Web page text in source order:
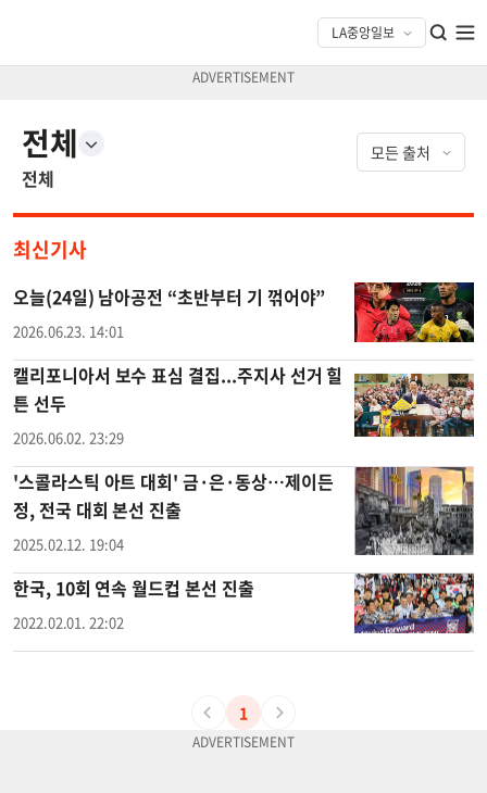
전체
전체
최신기사
오늘(24일) 남아공전 “초반부터 기 꺾어야”
2026.06.23. 14:01
캘리포니아서 보수 표심 결집...주지사 선거 힐
튼 선두
2026.06.02. 23:29
'스콜라스틱 아트 대회' 금·은·동상…제이든
정, 전국 대회 본선 진출
2025.02.12. 19:04
한국, 10회 연속 월드컵 본선 진출
2022.02.01. 22:02
1